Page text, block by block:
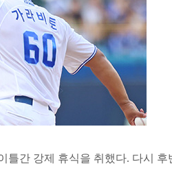
틀간 강제 휴식을 취했다. 다시